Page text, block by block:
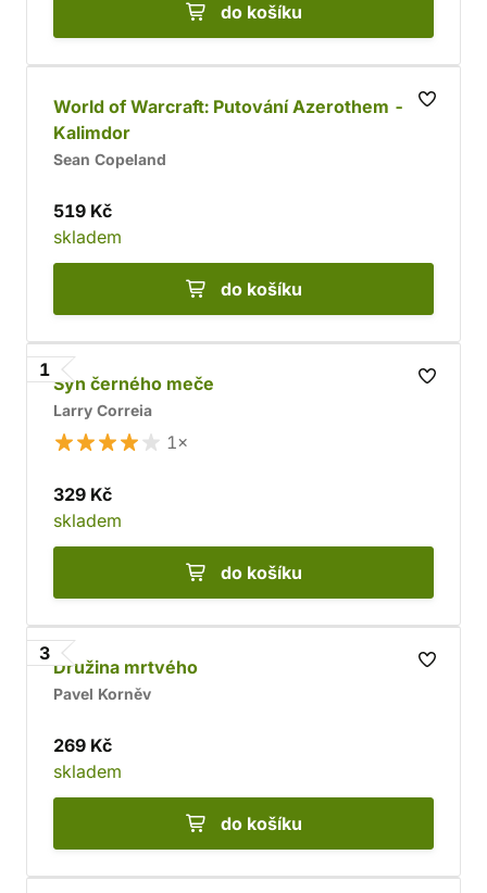
do košíku
World of Warcraft: Putování Azerothem -
Kalimdor
Sean Copeland
519 Kč
skladem
do košíku
1
Syn černého meče
Larry Correia
1×
329 Kč
skladem
do košíku
3
Družina mrtvého
Pavel Korněv
269 Kč
skladem
do košíku